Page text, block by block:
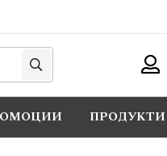
Търси
ПРОДУКТИ